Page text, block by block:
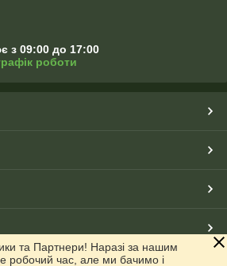
з 09:00 до 17:00
роботи
та Партнери! Наразі за нашим
робочий час, але ми бачимо і